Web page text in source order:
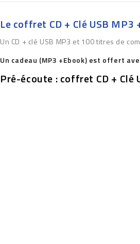
Le coffret CD + Clé USB
Un CD + clé USB MP3 et 100 titres de
Un cadeau (MP3 +Ebook) est offert
Pré-écoute : coffret CD + Clé